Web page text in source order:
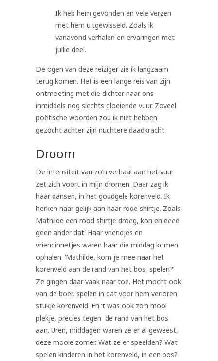
Ik heb hem gevonden en vele verzen
met hem uitgewisseld. Zoals ik
vanavond verhalen en ervaringen met
jullie deel.
De ogen van deze reiziger zie ik langzaam
terug komen. Het is een lange reis van zijn
ontmoeting met die dichter naar ons
inmiddels nog slechts gloeiende vuur. Zoveel
poëtische woorden zou ik niet hebben
gezocht achter zijn nuchtere daadkracht.
Droom
De intensiteit van zo’n verhaal aan het vuur
zet zich voort in mijn dromen. Daar zag ik
haar dansen, in het goudgele korenveld. Ik
herken haar gelijk aan haar rode shirtje. Zoals
Mathilde een rood shirtje droeg, kon en deed
geen ander dat. Haar vriendjes en
vriendinnetjes waren haar die middag komen
ophalen. ‘Mathilde, kom je mee naar het
korenveld aan de rand van het bos, spelen?’
Ze gingen daar vaak naar toe. Het mocht ook
van de boer, spelen in dat voor hem verloren
stukje korenveld. En ’t was ook zo’n mooi
plekje, precies tegen de rand van het bos
aan. Uren, middagen waren ze er al geweest,
deze mooie zomer. Wat ze er speelden? Wat
spelen kinderen in het korenveld, in een bos?